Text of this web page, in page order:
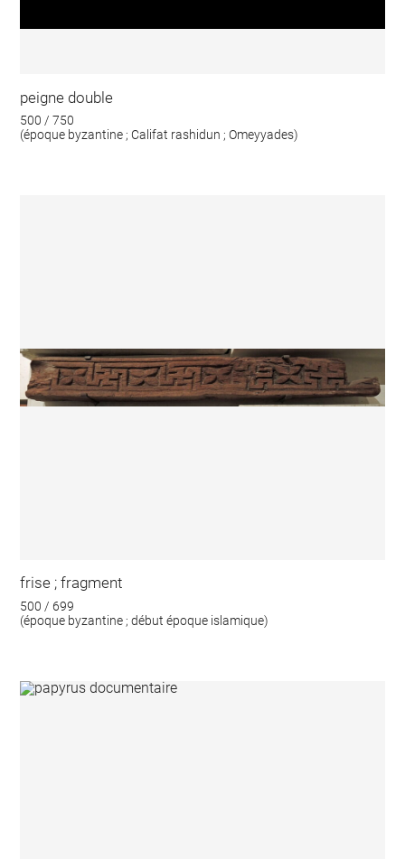
peigne double
500 / 750
(époque byzantine ; Califat rashidun ; Omeyyades)
frise ; fragment
500 / 699
(époque byzantine ; début époque islamique)